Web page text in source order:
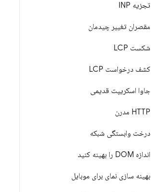
تجزیه INP
مقصران تغییر چیدمان
شکست LCP
کشف درخواست LCP
جاوا اسکریپت قدیمی
HTTP مدرن
درخت وابستگی شبکه
اندازه DOM را بهینه کنید
بهینه سازی نمای برای موبایل